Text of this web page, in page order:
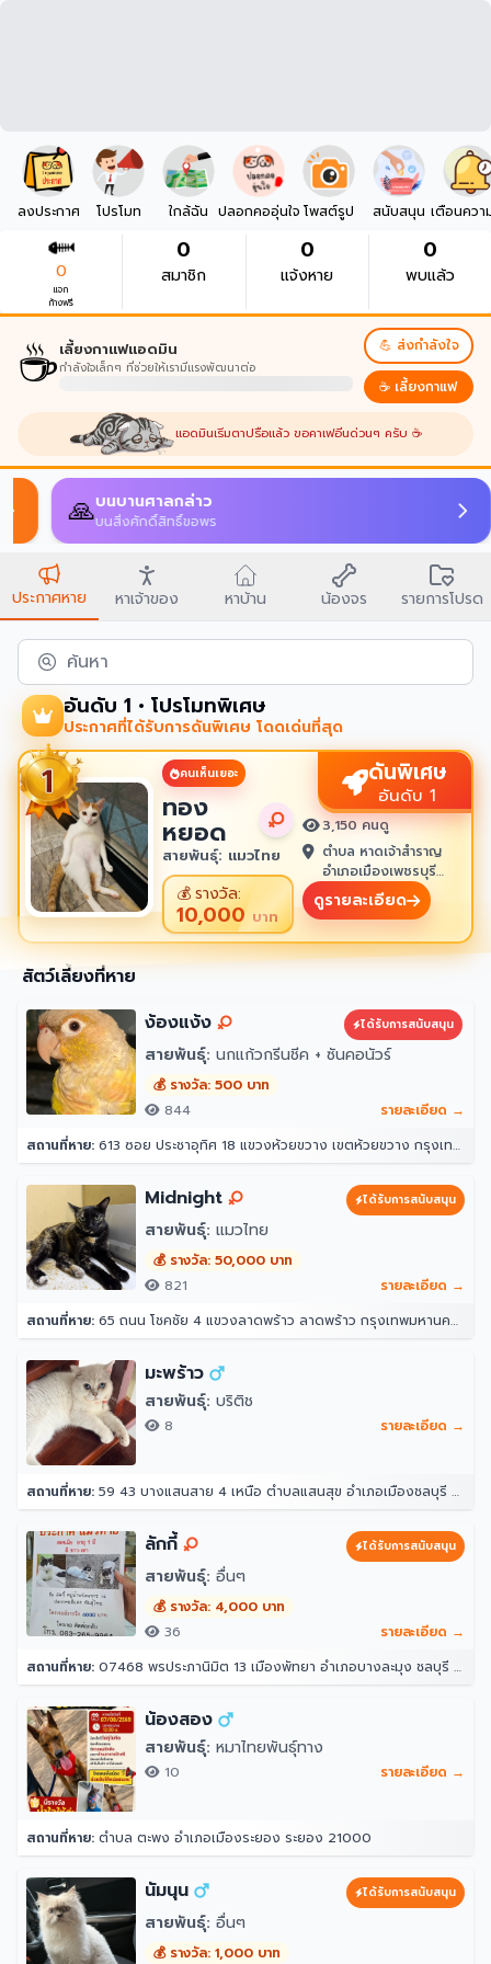
ลงประกาศ โปรโมท ใกล้ฉัน ปลอกคออุ่นใจ โพสต์รูป สนับสนุน เตือนควา
0
แจก
ก้างฟรี
0
สมาชิก
0
แจ้งหาย
0
พบแล้ว
☕เลี้ยงกาแฟแอดมิน
กำลังใจเล็กๆ ที่ช่วยให้เรามีแรงพัฒนาต่อ
💪 ส่งกำลังใจ
☕ เลี้ยงกาแฟ
แอดมินเริ่มตาปรือแล้ว ขอคาเฟอีนด่วนๆ ครับ ☕
🙏บนบานศาลกล่าว
บนสิ่งศักดิ์สิทธิ์ขอพร
ประกาศหาย หาเจ้าของ หาบ้าน น้องจร รายการโปรด
ค้นหา
อันดับ 1 • โปรโมทพิเศษ
ประกาศที่ได้รับการดันพิเศษ โดดเด่นที่สุด
คนเห็นเยอะ
ทอง
หยอด
สายพันธุ์: แมวไทย
💰รางวัล:
10,000 บาท
ดันพิเศษ
อันดับ 1
3,150 คนดู
ตำบล หาดเจ้าสำราญ
อำเภอเมืองเพชรบุรี
เพชรบุรี 76100
ดูรายละเอียด
สัตว์เลี้ยงที่หาย
ง้องแง้ง
ได้รับการสนับสนุน
สายพันธุ์: นกแก้วกรีนชีค + ซันคอนัวร์
💰 รางวัล: 500 บาท
844
รายละเอียด →
สถานที่หาย: 613 ซอย ประชาอุทิศ 18 แขวงห้วยขวาง เขตห้วยขวาง กรุงเทพมหานคร 10310
Midnight ได้รับการสนับสนุน
สายพันธุ์: แมวไทย
💰 รางวัล: 50,000 บาท
821
รายละเอียด →
สถานที่หาย: 65 ถนน โชคชัย 4 แขวงลาดพร้าว ลาดพร้าว กรุงเทพมหานคร 10230
มะพร้าว
สายพันธุ์: บริติช
8 รายละเอียด →
สถานที่หาย: 59 43 บางแสนสาย 4 เหนือ ตำบลแสนสุข อำเภอเมืองชลบุรี ชลบุรี 20130
ลักกี้ ได้รับการสนับสนุน
สายพันธุ์: อื่นๆ
💰 รางวัล: 4,000 บาท
36
รายละเอียด →
สถานที่หาย: 07468 พรประภานิมิต 13 เมืองพัทยา อำเภอบางละมุง ชลบุรี 20150
น้องสอง
สายพันธุ์: หมาไทยพันธุ์ทาง
10 รายละเอียด →
สถานที่หาย: ตำบล ตะพง อำเภอเมืองระยอง ระยอง 21000
นัมนุน ได้รับการสนับสนุน
สายพันธุ์: อื่นๆ
💰 รางวัล: 1,000 บาท